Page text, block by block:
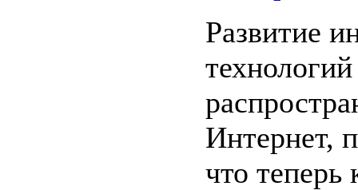
Развитие
Интернет,
что